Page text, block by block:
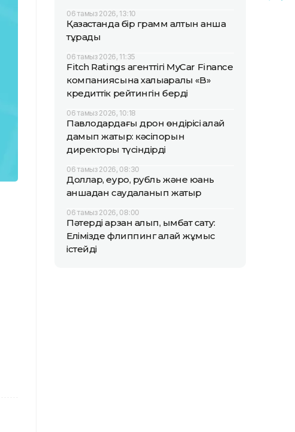
06 тамыз 2026, 13:10
Қазақстанда бір грамм алтын қанша
тұрады
06 тамыз 2026, 11:35
Fitch Ratings агенттігі MyCar Finance
компаниясына халықаралық «B»
кредиттік рейтингін берді
06 тамыз 2026, 10:18
Павлодардағы дрон өндірісі қалай
дамып жатыр: кәсіпорын
директоры түсіндірді
06 тамыз 2026, 08:30
Доллар, еуро, рубль және юань
қаншадан саудаланып жатыр
06 тамыз 2026, 08:00
Пәтерді арзан алып, қымбат сату:
Елімізде флиппинг қалай жұмыс
істейді